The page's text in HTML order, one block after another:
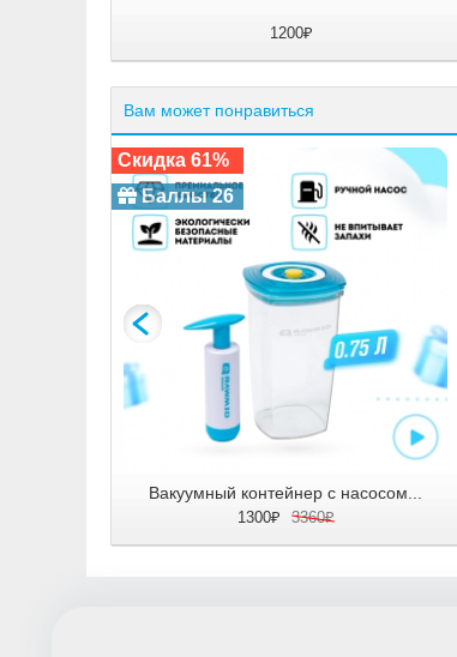
1200₽
Вам может понравиться
Вакуумный контейнер с насосом...
1300₽ 3360₽
Скидка 61%
Баллы 26